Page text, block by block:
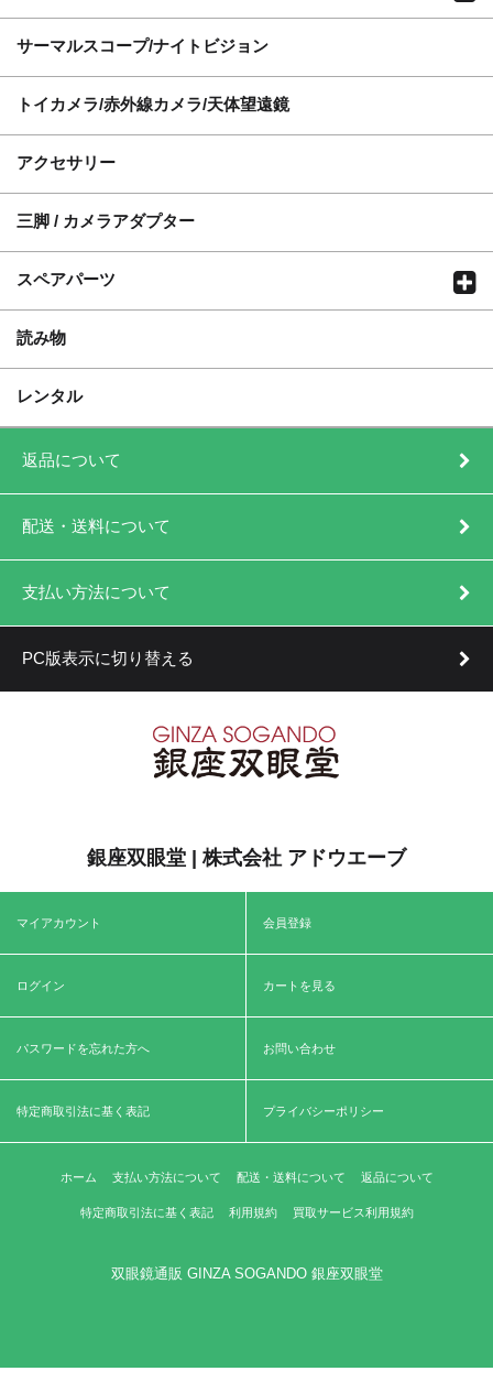
サーマルスコープ/ナイトビジョン
トイカメラ/赤外線カメラ/天体望遠鏡
アクセサリー
三脚 / カメラアダプター
スペアパーツ
読み物
レンタル
返品について
配送・送料について
支払い方法について
PC版表示に切り替える
銀座双眼堂 | 株式会社 アドウエーブ
マイアカウント 会員登録
ログイン カートを見る
パスワードを忘れた方へ お問い合わせ
特定商取引法に基く表記 プライバシーポリシー
ホーム 支払い方法について 配送・送料について 返品について
特定商取引法に基く表記 利用規約 買取サービス利用規約
双眼鏡通販 GINZA SOGANDO 銀座双眼堂